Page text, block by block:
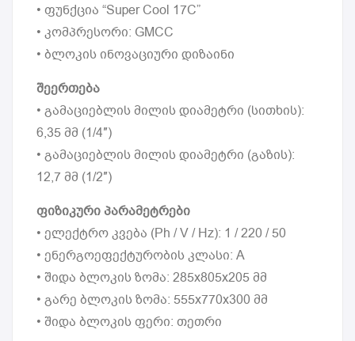
• ფუნქცია “Super Cool 17C”
• კომპრესორი: GMCC
• ბლოკის ინოვაციური დიზაინი
შეერთება
• გამაციებლის მილის დიამეტრი (სითხის):
6,35 მმ (1/4″)
• გამაციებლის მილის დიამეტრი (გაზის):
12,7 მმ (1/2″)
ფიზიკური პარამეტრები
• ელექტრო კვება (Ph / V / Hz): 1 / 220 / 50
• ენერგოეფექტურობის კლასი: A
• შიდა ბლოკის ზომა: 285x805x205 მმ
• გარე ბლოკის ზომა: 555x770x300 მმ
• შიდა ბლოკის ფერი: თეთრი